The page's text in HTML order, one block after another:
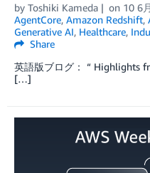
by Toshiki Kameda on 10 6
AgentCore, Amazon Redshift,
Generative AI, Healthcare,
Share
英語版ブログ： “ Highlights
[…]